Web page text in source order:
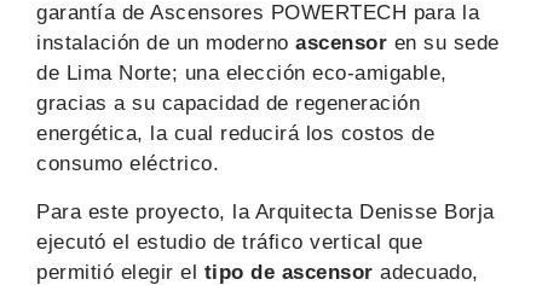
garantía de Ascensores POWERTECH para la
instalación de un moderno ascensor en su sede
de Lima Norte; una elección eco-amigable,
gracias a su capacidad de regeneración
energética, la cual reducirá los costos de
consumo eléctrico.
Para este proyecto, la Arquitecta Denisse Borja
ejecutó el estudio de tráfico vertical que
permitió elegir el tipo de ascensor adecuado,